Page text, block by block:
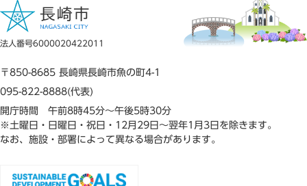
法人番号6000020422011
〒850-8685 長崎県長崎市魚の町4-1
095-822-8888(代表)
開庁時間 午前8時45分～午後5時30分
※土曜日・日曜日・祝日・12月29日～翌年1月3日を除きます。
なお、施設・部署によって異なる場合があります。